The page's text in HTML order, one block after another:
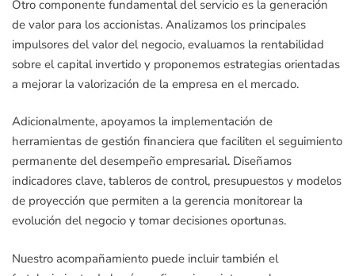
Otro componente fundamental del servicio es la generación
de valor para los accionistas. Analizamos los principales
impulsores del valor del negocio, evaluamos la rentabilidad
sobre el capital invertido y proponemos estrategias orientadas
a mejorar la valorización de la empresa en el mercado.
Adicionalmente, apoyamos la implementación de
herramientas de gestión financiera que faciliten el seguimiento
permanente del desempeño empresarial. Diseñamos
indicadores clave, tableros de control, presupuestos y modelos
de proyección que permiten a la gerencia monitorear la
evolución del negocio y tomar decisiones oportunas.
Nuestro acompañamiento puede incluir también el